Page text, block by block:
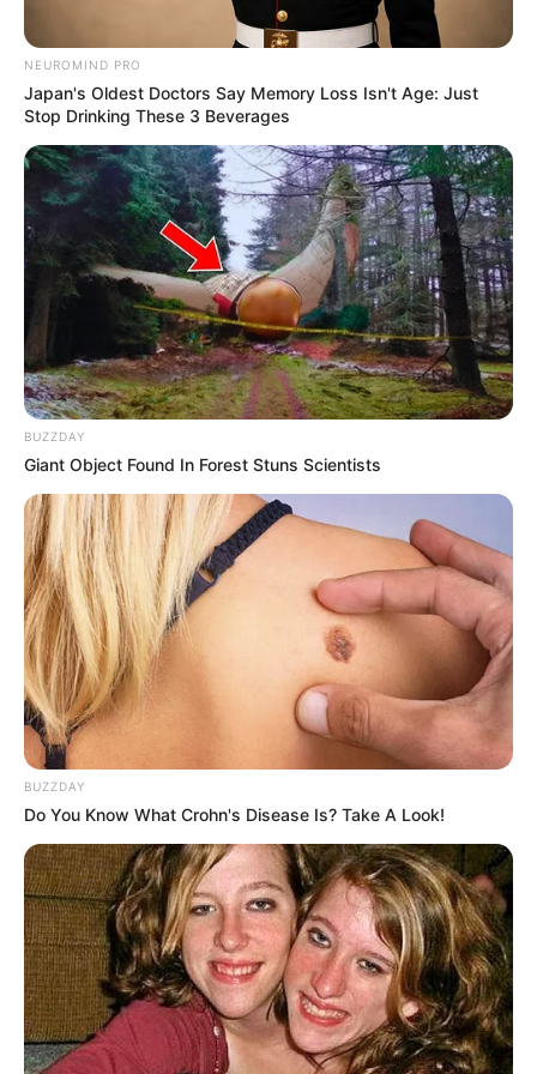
Kontroversi
–
Fakta Menarik
Suka mengunggah foto dirinya mengenakan bikini atau pakaian
renang.
Tidak ada informasi tentang orang tuanya atau keluarganya.
Menyukai pantai.
Tak hanya pantai, ia juga menyukai hutan yang
Ia juga tertarik pada alam dan seni.
Taylor adalah pecinta binatang.
Baca juga:Biodata, Profil, dan Fakta Lily Rowland
Quotes
NEUROMIND PRO
Japan's Oldest Doctors Say Memory Loss Isn't Age: Just
Stop Drinking These 3 Beverages
BUZZDAY
Giant Object Found In Forest Stuns Scientists
BUZZDAY
Do You Know What Crohn's Disease Is? Take A Look!